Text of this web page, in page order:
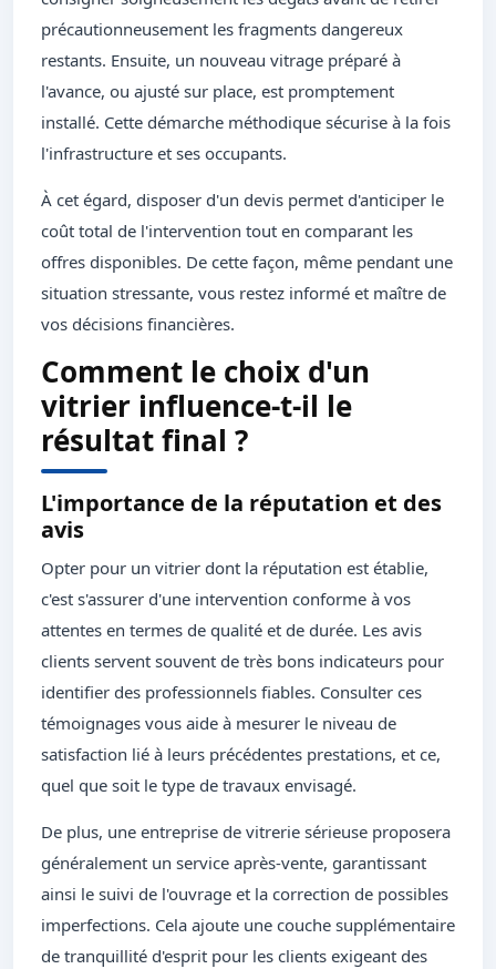
précautionneusement les fragments dangereux
restants. Ensuite, un nouveau vitrage préparé à
l'avance, ou ajusté sur place, est promptement
installé. Cette démarche méthodique sécurise à la fois
l'infrastructure et ses occupants.
À cet égard, disposer d'un devis permet d'anticiper le
coût total de l'intervention tout en comparant les
offres disponibles. De cette façon, même pendant une
situation stressante, vous restez informé et maître de
vos décisions financières.
Comment le choix d'un
vitrier influence-t-il le
résultat final ?
L'importance de la réputation et des
avis
Opter pour un vitrier dont la réputation est établie,
c'est s'assurer d'une intervention conforme à vos
attentes en termes de qualité et de durée. Les avis
clients servent souvent de très bons indicateurs pour
identifier des professionnels fiables. Consulter ces
témoignages vous aide à mesurer le niveau de
satisfaction lié à leurs précédentes prestations, et ce,
quel que soit le type de travaux envisagé.
De plus, une entreprise de vitrerie sérieuse proposera
généralement un service après-vente, garantissant
ainsi le suivi de l'ouvrage et la correction de possibles
imperfections. Cela ajoute une couche supplémentaire
de tranquillité d'esprit pour les clients exigeant des